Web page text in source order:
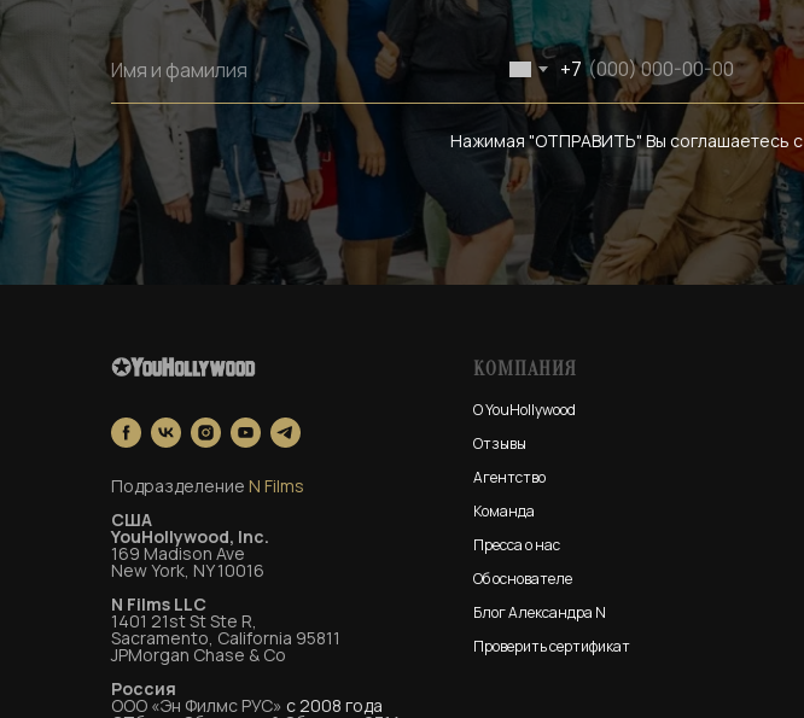
+7
Нажимая "ОТПРАВИТЬ" Вы соглашаетесь с
Подразделение N Films
США
YouHollywood, Inc.
169 Madison Ave
New York, NY 10016
N Films LLC
1401 21st St Ste R,
Sacramento, California 95811
JPMorgan Chase & Co
Россия
ООО «Эн Филмс РУС» с 2008 года
КОМПАНИЯ
О YouHollywood
Отзывы
Агентство
Команда
Пресса о нас
Об основателе
Блог Александра N
Проверить сертификат